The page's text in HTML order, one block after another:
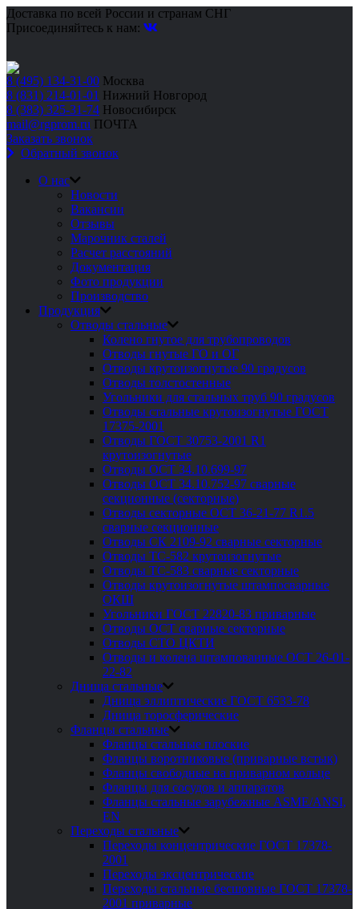
Доставка по всей России и странам СНГ
Присоединяйтесь к нам:
8 (495) 134-31-00 Москва
8 (831) 214-01-01 Нижний Новгород
8 (383) 325-31-74 Новосибирск
mail@rgprom.ru ПОЧТА
Заказать звонок
Обратный звонок
О нас
Новости
Вакансии
Отзывы
Марочник сталей
Расчет расстояний
Документация
Фото продукции
Производство
Продукция
Отводы стальные
Колено гнутое для трубопроводов
Отводы гнутые ГО и ОГ
Отводы крутоизогнутые 90 градусов
Отводы толстостенные
Угольники для стальных труб 90 градусов
Отводы стальные крутоизогнутые ГОСТ
17375-2001
Отводы ГОСТ 30753-2001 R1
крутоизогнутые
Отводы ОСТ 34.10.699-97
Отводы ОСТ 34.10.752-97 сварные
секционные (секторные)
Отводы секторные ОСТ 36-21-77 R1.5
сварные секционные
Отводы СК 2109-92 сварные секторные
Отводы ТС-582 крутоизогнутые
Отводы ТС-583 сварные секторные
Отводы крутоизогнутые штампосварные
ОКШ
Угольники ГОСТ 22820-83 приварные
Отводы ОСТ сварные секторные
Отводы СТО ЦКТИ
Отводы и колена штампованные ОСТ 26-01-
22-82
Днища стальные
Днища эллиптические ГОСТ 6533-78
Днища торосферические
Фланцы стальные
Фланцы стальные плоские
Фланцы воротниковые (приварные встык)
Фланцы свободные на приварном кольце
Фланцы для сосудов и аппаратов
Фланцы стальные зарубежные ASME/ANSI,
EN
Переходы стальные
Переходы концентрические ГОСТ 17378-
2001
Переходы эксцентрические
Переходы стальные бесшовные ГОСТ 17378-
2001 приварные